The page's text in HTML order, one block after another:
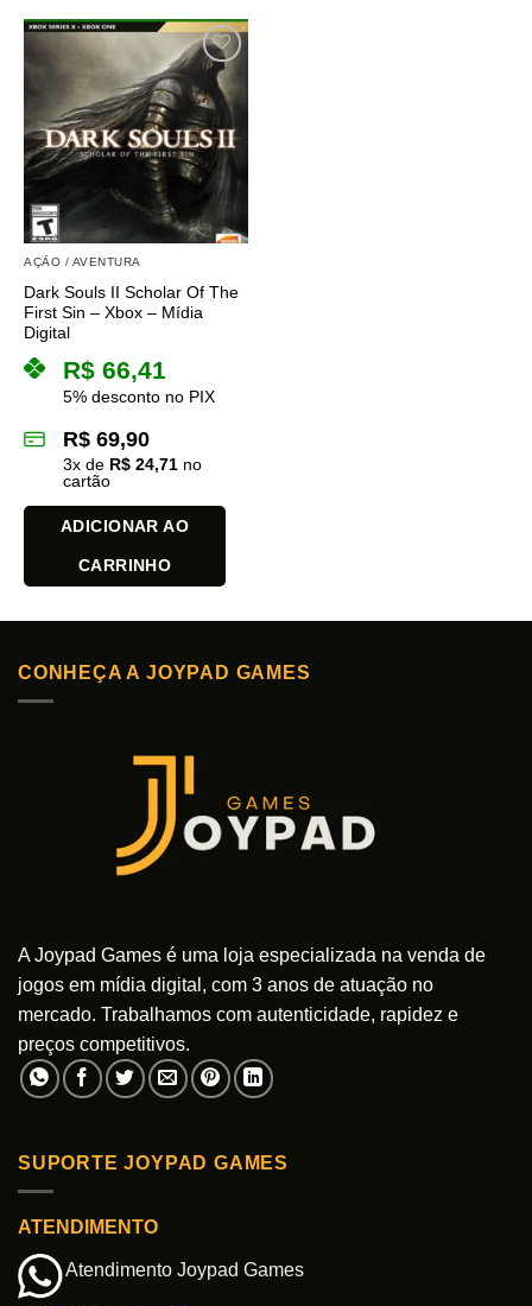
produto
variantes.
As
opções
podem
ser
escolhidas
do
produto
AÇÃO / AVENTURA
Dark Souls II Scholar Of The
First Sin – Xbox – Mídia
Digital
R$ 66,41
5% desconto no PIX
R$ 69,90
3x de R$ 24,71 no
cartão
ADICIONAR AO
CARRINHO
CONHEÇA A JOYPAD GAMES
A Joypad Games é uma loja especializada na venda de
jogos em mídia digital, com 3 anos de atuação no
mercado. Trabalhamos com autenticidade, rapidez e
preços competitivos.
SUPORTE JOYPAD GAMES
ATENDIMENTO
Atendimento Joypad Games